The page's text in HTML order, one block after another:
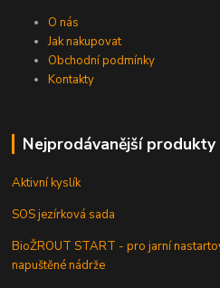
O nás
Jak nakupovat
Obchodní podmínky
Kontakty
Nejprodávanější produkty
Aktivní kyslík
SOS jezírková sada
BioŽROUT START - pro jarní
napuštěné nádrže